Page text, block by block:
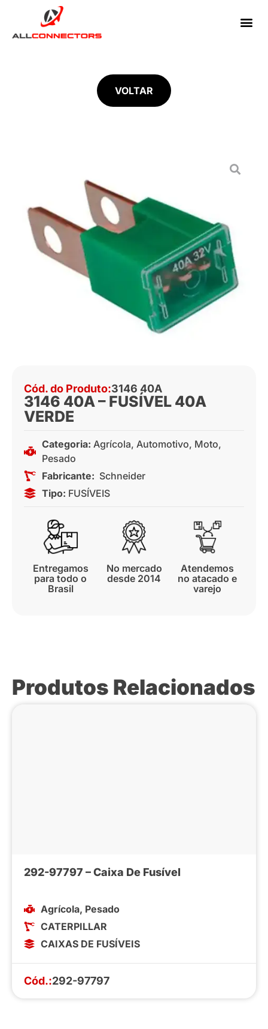
VOLTAR
Cód. do Produto:3146 40A
3146 40A – FUSÍVEL 40A
VERDE
Categoria: Agrícola, Automotivo, Moto,
Pesado
Fabricante: Schneider
Tipo: FUSÍVEIS
Entregamos
para todo o
Brasil
No mercado
desde 2014
Atendemos
no atacado e
varejo
Produtos Relacionados
292-97797 – Caixa De Fusível
Agrícola, Pesado
CATERPILLAR
CAIXAS DE FUSÍVEIS
Cód.:292-97797